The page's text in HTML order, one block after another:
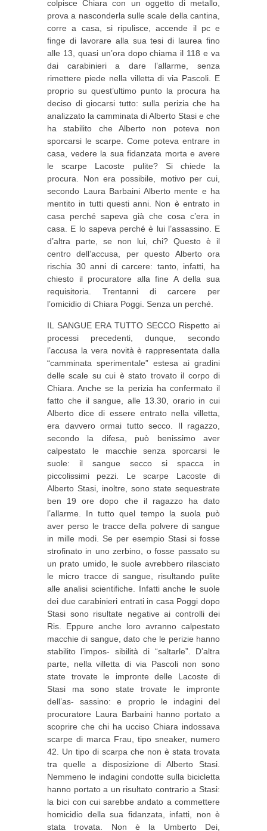
colpisce Chiara con un oggetto di metallo,
prova a nasconderla sulle scale della cantina,
corre a casa, si ripulisce, accende il pc e
finge di lavorare alla sua tesi di laurea fino
alle 13, quasi un’ora dopo chiama il 118 e va
dai carabinieri a dare l’allarme, senza
rimettere piede nella villetta di via Pascoli. E
proprio su quest’ultimo punto la procura ha
deciso di giocarsi tutto: sulla perizia che ha
analizzato la camminata di Alberto Stasi e che
ha stabilito che Alberto non poteva non
sporcarsi le scarpe. Come poteva entrare in
casa, vedere la sua fidanzata morta e avere
le scarpe Lacoste pulite? Si chiede la
procura. Non era possibile, motivo per cui,
secondo Laura Barbaini Alberto mente e ha
mentito in tutti questi anni. Non è entrato in
casa perché sapeva già che cosa c’era in
casa. E lo sapeva perché è lui l’assassino. E
d’altra parte, se non lui, chi? Questo è il
centro dell’accusa, per questo Alberto ora
rischia 30 anni di carcere: tanto, infatti, ha
chiesto il procuratore alla fine A della sua
requisitoria. Trentanni di carcere per
l’omicidio di Chiara Poggi. Senza un perché.
IL SANGUE ERA TUTTO SECCO Rispetto ai
processi precedenti, dunque, secondo
l’accusa la vera novità è rappresentata dalla
“camminata sperimentale” estesa ai gradini
delle scale su cui è stato trovato il corpo di
Chiara. Anche se la perizia ha confermato il
fatto che il sangue, alle 13.30, orario in cui
Alberto dice di essere entrato nella villetta,
era davvero ormai tutto secco. Il ragazzo,
secondo la difesa, può benissimo aver
calpestato le macchie senza sporcarsi le
suole: il sangue secco si spacca in
piccolissimi pezzi. Le scarpe Lacoste di
Alberto Stasi, inoltre, sono state sequestrate
ben 19 ore dopo che il ragazzo ha dato
l’allarme. In tutto quel tempo la suola può
aver perso le tracce della polvere di sangue
in mille modi. Se per esempio Stasi si fosse
strofinato in uno zerbino, o fosse passato su
un prato umido, le suole avrebbero rilasciato
le micro tracce di sangue, risultando pulite
alle analisi scientifiche. Infatti anche le suole
dei due carabinieri entrati in casa Poggi dopo
Stasi sono risultate negative ai controlli dei
Ris. Eppure anche loro avranno calpestato
macchie di sangue, dato che le perizie hanno
stabilito l’impos- sibilità di “saltarle”. D’altra
parte, nella villetta di via Pascoli non sono
state trovate le impronte delle Lacoste di
Stasi ma sono state trovate le impronte
dell’as- sassino: e proprio le indagini del
procuratore Laura Barbaini hanno portato a
scoprire che chi ha ucciso Chiara indossava
scarpe di marca Frau, tipo sneaker, numero
42. Un tipo di scarpa che non è stata trovata
tra quelle a disposizione di Alberto Stasi.
Nemmeno le indagini condotte sulla bicicletta
hanno portato a un risultato contrario a Stasi:
la bici con cui sarebbe andato a commettere
homicidio della sua fidanzata, infatti, non è
stata trovata. Non è la Umberto Dei,